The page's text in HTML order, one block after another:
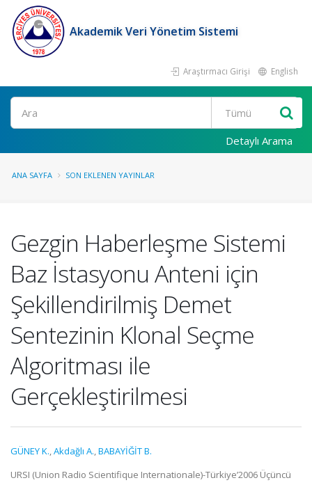
Akademik Veri Yönetim Sistemi
Araştırmacı Girişi English
Ara
Detaylı Arama
ANA SAYFA SON EKLENEN YAYINLAR
Gezgin Haberleşme Sistemi
Baz İstasyonu Anteni için
Şekillendirilmiş Demet
Sentezinin Klonal Seçme
Algoritması ile
Gerçekleştirilmesi
GÜNEY K.,Akdağlı A.,BABAYİĞİT B.
URSI (Union Radio Scientifique Internationale)-Türkiye’2006 Üçüncü